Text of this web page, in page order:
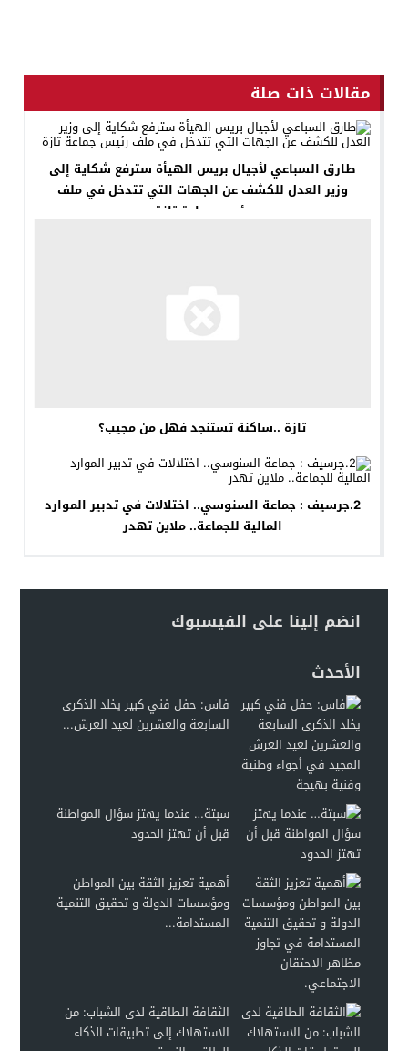
مقالات ذات صلة
طارق السباعي لأجيال بريس الهيأة سترفع شكاية إلى
وزير العدل للكشف عن الجهات التي تتدخل في ملف
رئيس جماعة تازة
تازة ..ساكنة تستنجد فهل من مجيب؟
2.جرسيف : جماعة السنوسي.. اختلالات في تدبير الموارد
المالية للجماعة.. ملاين تهدر
انضم إلينا على الفيسبوك
الأحدث
فاس: حفل فني كبير يخلد الذكرى
السابعة والعشرين لعيد العرش...
سبتة… عندما يهتز سؤال المواطنة
قبل أن تهتز الحدود
أهمية تعزيز الثقة بين المواطن
ومؤسسات الدولة و تحقيق التنمية
المستدامة...
الثقافة الطاقية لدى الشباب: من
الاستهلاك إلى تطبيقات الذكاء